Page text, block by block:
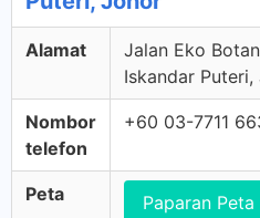
Alamat
Jalan Eko
Iskandar
Nombor
telefon
+60 03-7711
Peta Paparan Peta